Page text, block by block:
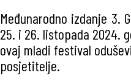
Međunarodno izdanje 3.
25. i 26. listopada 2024.
ovaj mladi festival
posjetitelje.